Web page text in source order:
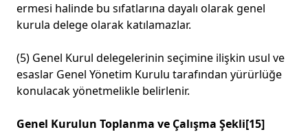
ermesi halinde bu sıfatlarına dayalı olarak genel
kurula delege olarak katılamazlar.
(5) Genel Kurul delegelerinin seçimine ilişkin usul ve
esaslar Genel Yönetim Kurulu tarafından yürürlüğe
konulacak yönetmelikle belirlenir.
Genel Kurulun Toplanma ve Çalışma Şekli[15]